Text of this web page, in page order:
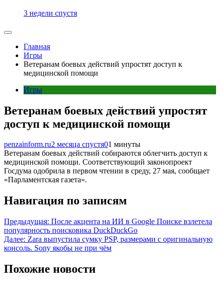
3 недели спустя
Главная
Игры
Ветеранам боевых действий упростят доступ к
медицинской помощи
Игры
Ветеранам боевых действий упростят
доступ к медицинской помощи
penzainform.ru2 месяца спустя01 минуты
Ветеранам боевых действий собираются облегчить доступ к
медицинской помощи. Соответствующий законопроект
Госдума одобрила в первом чтении в среду, 27 мая, сообщает
«Парламентская газета».
Навигация по записям
Предыдущая: После акцента на ИИ в Google Поиске взлетела
популярность поисковика DuckDuckGo
Далее: Zara выпустила сумку PSP, размерами с оригинальную
консоль. Sony якобы не при чём
Похожие новости